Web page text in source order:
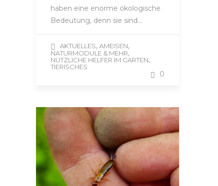
haben eine enorme ökologische
Bedeutung, denn sie sind…
AKTUELLES, AMEISEN,
NATURMODULE & MEHR,
NÜTZLICHE HELFER IM GARTEN,
TIERISCHES
0